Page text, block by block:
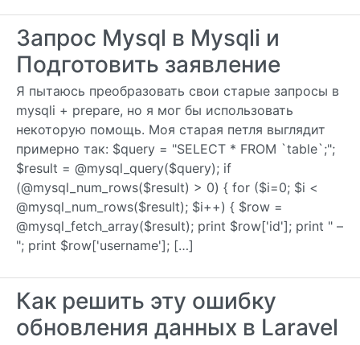
Запрос Mysql в Mysqli и
Подготовить заявление
Я пытаюсь преобразовать свои старые запросы в
mysqli + prepare, но я мог бы использовать
некоторую помощь. Моя старая петля выглядит
примерно так: $query = "SELECT * FROM `table`;";
$result = @mysql_query($query); if
(@mysql_num_rows($result) > 0) { for ($i=0; $i <
@mysql_num_rows($result); $i++) { $row =
@mysql_fetch_array($result); print $row['id']; print " –
"; print $row['username']; […]
Как решить эту ошибку
обновления данных в Laravel